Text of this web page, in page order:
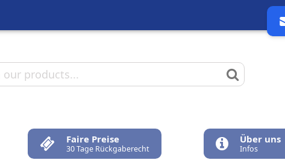
Faire Preise
30 Tage Rückgaberecht
Über uns
Infos